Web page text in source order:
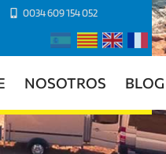
0034 609 154 052
NOSOTROS BLOG